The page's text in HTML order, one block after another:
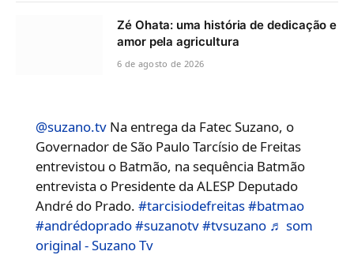
Zé Ohata: uma história de dedicação e
amor pela agricultura
6 de agosto de 2026
@suzano.tv Na entrega da Fatec Suzano, o
Governador de São Paulo Tarcísio de Freitas
entrevistou o Batmão, na sequência Batmão
entrevista o Presidente da ALESP Deputado
André do Prado.#tarcisiodefreitas#batmao
#andrédoprado#suzanotv#tvsuzano ♬ som
original - Suzano Tv